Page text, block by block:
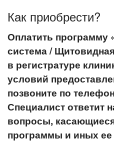
Как приобрести?
Оплатить программу
система /
в регистратуре
условий
позвоните по
Специалист ответит
вопросы,
программы и иных ее